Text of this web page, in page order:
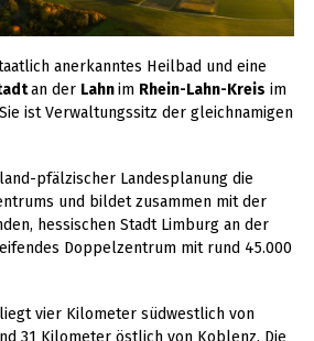
anerkanntes Heilbad und eine
an der Lahnim Rhein-Lahn-Kreis im
ist Verwaltungssitz der gleichnamigen
pfälzischer Landesplanung die
und bildet zusammen mit der
hessischen Stadt Limburg an der
Doppelzentrum mit rund 45.000
vier Kilometer südwestlich von
31 Kilometer östlich von Koblenz. Die